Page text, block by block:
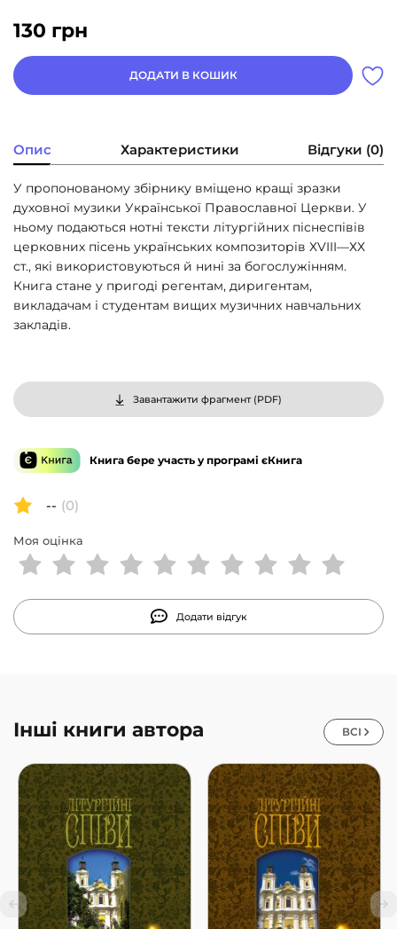
130 грн
ДОДАТИ В КОШИК
Опис Характеристики Відгуки (0)
У пропонованому збірнику вміщено кращі зразки
духовної музики Української Православної Церкви. У
ньому подаються нотні тексти літургійних піснеспівів
церковних пісень українських композиторів ХVIII—ХХ
ст., які використовуються й нині за богослужінням.
Книга стане у пригоді регентам, диригентам,
викладачам і студентам вищих музичних навчальних
закладів.
Завантажити фрагмент (PDF)
Книга бере участь у програмі єКнига
-- (0)
Моя оцінка
Додати відгук
Інші книги автора ВСІ